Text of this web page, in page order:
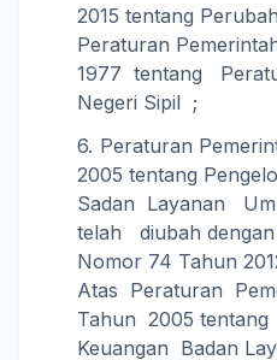
2015 tentang
Peraturan
1977 tentang
Negeri Sipil ;
Peraturan
2005 tentang
Sadan Layanan
telah diubah
Nomor 74 Tahun
Atas Peraturan
Tahun 2005 tentang
Keuangan Badan